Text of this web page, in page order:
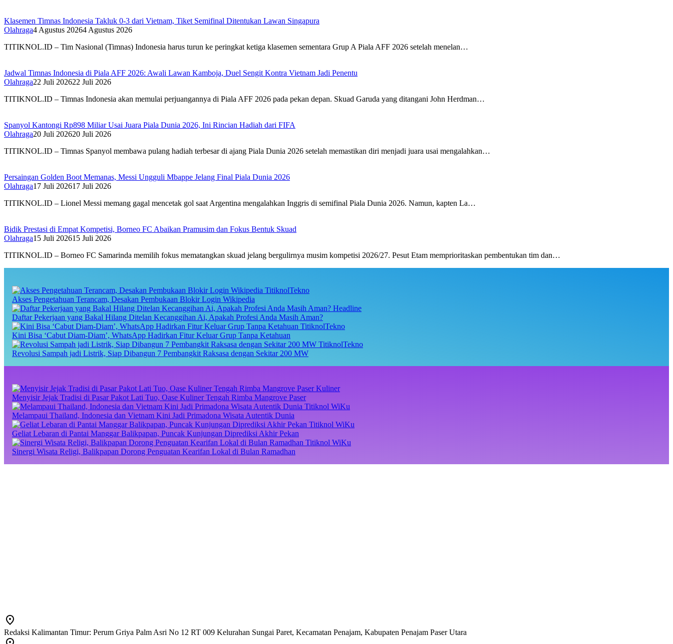
Klasemen Timnas Indonesia Takluk 0-3 dari Vietnam, Tiket Semifinal Ditentukan Lawan Singapura
Olahraga4 Agustus 20264 Agustus 2026
TITIKNOL.ID – Tim Nasional (Timnas) Indonesia harus turun ke peringkat ketiga klasemen sementara Grup A Piala AFF 2026 setelah menelan…
Jadwal Timnas Indonesia di Piala AFF 2026: Awali Lawan Kamboja, Duel Sengit Kontra Vietnam Jadi Penentu
Olahraga22 Juli 202622 Juli 2026
TITIKNOL.ID – Timnas Indonesia akan memulai perjuangannya di Piala AFF 2026 pada pekan depan. Skuad Garuda yang ditangani John Herdman…
Spanyol Kantongi Rp898 Miliar Usai Juara Piala Dunia 2026, Ini Rincian Hadiah dari FIFA‎
Olahraga20 Juli 202620 Juli 2026
TITIKNOL.ID – Timnas Spanyol membawa pulang hadiah terbesar di ajang Piala Dunia 2026 setelah memastikan diri menjadi juara usai mengalahkan…
Persaingan Golden Boot Memanas, Messi Ungguli Mbappe Jelang Final Piala Dunia 2026‎
Olahraga17 Juli 202617 Juli 2026
TITIKNOL.ID – Lionel Messi memang gagal mencetak gol saat Argentina mengalahkan Inggris di semifinal Piala Dunia 2026. Namun, kapten La…
Bidik Prestasi di Empat Kompetisi, Borneo FC Abaikan Pramusim dan Fokus Bentuk Skuad
Olahraga15 Juli 202615 Juli 2026
TITIKNOL.ID – Borneo FC Samarinda memilih fokus mematangkan skuad jelang bergulirnya musim kompetisi 2026/27. Pesut Etam memprioritaskan pembentukan tim dan…
TitiknolTekno
Akses Pengetahuan Terancam, Desakan Pembukaan Blokir Login Wikipedia
Headline
Daftar Pekerjaan yang Bakal Hilang Ditelan Kecanggihan Ai, Apakah Profesi Anda Masih Aman?
TitiknolTekno
Kini Bisa ‘Cabut Diam-Diam’, WhatsApp Hadirkan Fitur Keluar Grup Tanpa Ketahuan
TitiknolTekno
Revolusi Sampah jadi Listrik, Siap Dibangun 7 Pembangkit Raksasa dengan Sekitar 200 MW
Kuliner
Menyisir Jejak Tradisi di Pasar Pakot Lati Tuo, Oase Kuliner Tengah Rimba Mangrove Paser
Titiknol WiKu
Melampaui Thailand, Indonesia dan Vietnam Kini Jadi Primadona Wisata Autentik Dunia
Titiknol WiKu
Geliat Lebaran di Pantai Manggar Balikpapan, Puncak Kunjungan Diprediksi Akhir Pekan
Titiknol WiKu
Sinergi Wisata Religi, Balikpapan Dorong Penguatan Kearifan Lokal di Bulan Ramadhan
Redaksi Kalimantan Timur: Perum Griya Palm Asri No 12 RT 009 Kelurahan Sungai Paret, Kecamatan Penajam, Kabupaten Penajam Paser Utara